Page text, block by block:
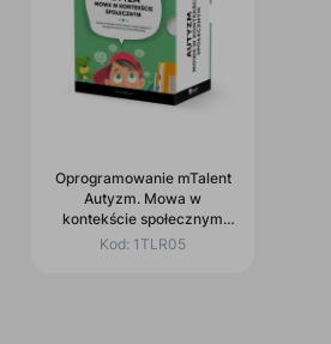
Oprogramowanie mTalent
Autyzm. Mowa w
kontekście społecznym
cz.1
Kod: 1TLR05